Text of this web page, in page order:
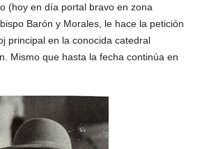
(hoy en día portal bravo en zona
Barón y Morales, le hace la petición
principal en la conocida catedral
Mismo que hasta la fecha continúa en